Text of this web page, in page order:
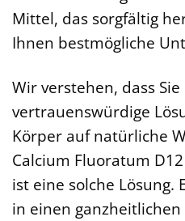
Mittel, das sorgfältig
Ihnen bestmögliche
Wir verstehen, dass Sie
vertrauenswürdige
Körper auf natürliche
Calcium Fluoratum
ist eine solche Lösung.
in einen ganzheitlichen